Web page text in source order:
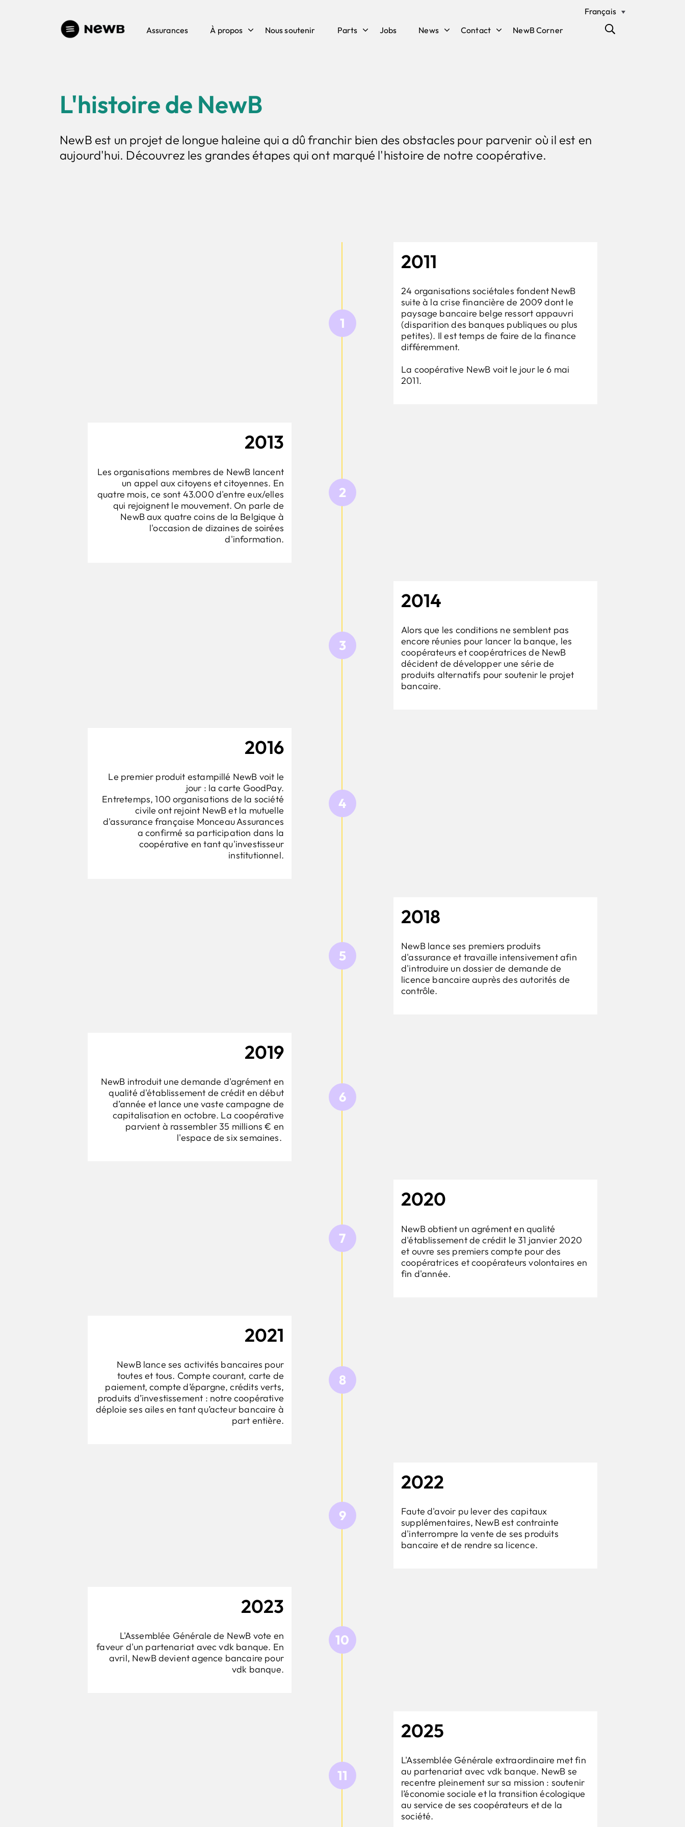
Français
Assurances
À propos Nous soutenir Parts Jobs News Contact NewB Corner
L'histoire de NewB
NewB est un projet de longue haleine qui a dû franchir bien des obstacles pour parvenir où il est en
aujourd'hui. Découvrez les grandes étapes qui ont marqué l'histoire de notre coopérative.
1
2011
24 organisations sociétales fondent NewB
suite à la crise financière de 2009 dont le
paysage bancaire belge ressort appauvri
(disparition des banques publiques ou plus
petites). Il est temps de faire de la finance
différemment.
La coopérative NewB voit le jour le 6 mai
2011.
2
2013
Les organisations membres de NewB lancent
un appel aux citoyens et citoyennes. En
quatre mois, ce sont 43.000 d'entre eux/elles
qui rejoignent le mouvement. On parle de
NewB aux quatre coins de la Belgique à
l'occasion de dizaines de soirées
d'information.
3
2014
Alors que les conditions ne semblent pas
encore réunies pour lancer la banque, les
coopérateurs et coopératrices de NewB
décident de développer une série de
produits alternatifs pour soutenir le projet
bancaire.
4
2016
Le premier produit estampillé NewB voit le
jour : la carte GoodPay.
Entretemps, 100 organisations de la société
civile ont rejoint NewB et la mutuelle
d'assurance française Monceau Assurances
a confirmé sa participation dans la
coopérative en tant qu'investisseur
institutionnel.
5
2018
NewB lance ses premiers produits
d'assurance et travaille intensivement afin
d'introduire un dossier de demande de
licence bancaire auprès des autorités de
contrôle.
6
2019
NewB introduit une demande d'agrément en
qualité d'établissement de crédit en début
d’année et lance une vaste campagne de
capitalisation en octobre. La coopérative
parvient à rassembler 35 millions € en
l'espace de six semaines.
7
2020
NewB obtient un agrément en qualité
d'établissement de crédit le 31 janvier 2020
et ouvre ses premiers compte pour des
coopératrices et coopérateurs volontaires en
fin d'année.
8
2021
NewB lance ses activités bancaires pour
toutes et tous. Compte courant, carte de
paiement, compte d’épargne, crédits verts,
produits d’investissement : notre coopérative
déploie ses ailes en tant qu’acteur bancaire à
part entière.
9
2022
Faute d'avoir pu lever des capitaux
supplémentaires, NewB est contrainte
d'interrompre la vente de ses produits
bancaire et de rendre sa licence.
10
2023
L'Assemblée Générale de NewB vote en
faveur d'un partenariat avec vdk banque. En
avril, NewB devient agence bancaire pour
vdk banque.
11
2025
L'Assemblée Générale extraordinaire met fin
au partenariat avec vdk banque. NewB se
recentre pleinement sur sa mission : soutenir
l’économie sociale et la transition écologique
au service de ses coopérateurs et de la
société.